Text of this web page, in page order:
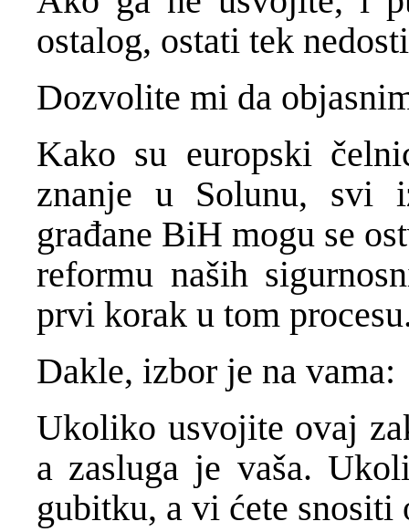
ostalog, ostati tek
Dozvolite mi da
Kako su europski
znanje u Solunu, svi
građane BiH mogu se
reformu naših
prvi korak u tom
Dakle, izbor je na vama:
Ukoliko usvojite ovaj
a zasluga je vaša.
gubitku, a vi ćete snositi